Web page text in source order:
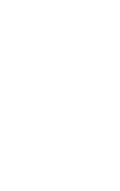
https://